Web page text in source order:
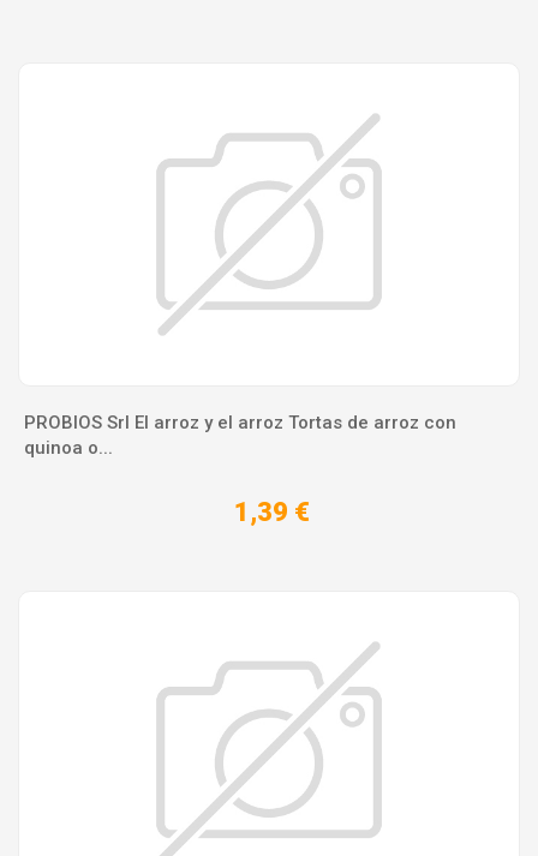
PROBIOS Srl El arroz y el arroz Tortas de arroz con
quinoa o...
1,39 €